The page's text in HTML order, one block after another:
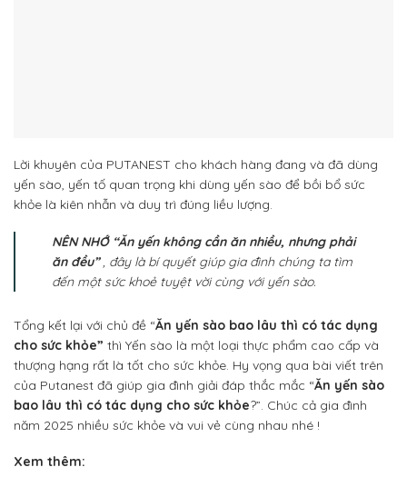
Lời khuyên của PUTANEST cho khách hàng đang và đã dùng
yến sào, yến tố quan trọng khi dùng yến sào để bồi bổ sức
khỏe là kiên nhẫn và duy trì đúng liều lượng.
NÊN NHỚ “Ăn yến không cần ăn nhiều, nhưng phải
ăn đều”, đây là bí quyết giúp gia đình chúng ta tìm
đến một sức khoẻ tuyệt vời cùng với yến sào.
Tổng kết lại với chủ đề “Ăn yến sào bao lâu thì có tác dụng
cho sức khỏe” thì Yến sào là một loại thực phẩm cao cấp và
thượng hạng rất là tốt cho sức khỏe. Hy vọng qua bài viết trên
của Putanest đã giúp gia đình giải đáp thắc mắc “Ăn yến sào
bao lâu thì có tác dụng cho sức khỏe?”. Chúc cả gia đình
năm 2025 nhiều sức khỏe và vui vẻ cùng nhau nhé !
Xem thêm: